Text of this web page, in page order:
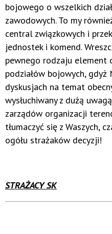
bojowego o wszelkich
zawodowych. To my
central związkowych i
jednostek i komend.
pewnego rodzaju element
podziałów bojowych, gdyż
dyskusjach na temat
wysłuchiwany z dużą
zarządów organizacji
tłumaczyć się z Waszych,
ogółu strażaków decyzji!
STRAŻACY SK